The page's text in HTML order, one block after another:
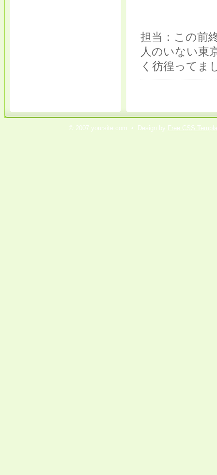
担当：この前
人のいない東
く彷徨ってま
© 2007 yoursite.com • Design by Free CSS